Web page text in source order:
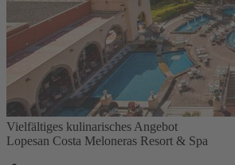
Vielfältiges kulinarisches Angebot
Lopesan Costa Meloneras Resort & Spa